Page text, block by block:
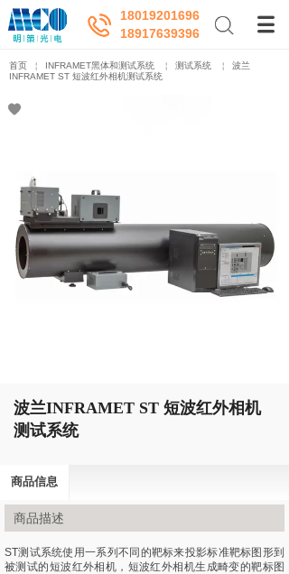
18917639396
18019201696
首页 ￤ INFRAMET黑体和测试系统 ￤ 测试系统 ￤
波兰
INFRAMET ST 短波红外相机测试系统
波兰INFRAMET ST 短波红外相机
测试系统
商品信息
商品描述
ST测试系统使用一系列不同的靶标来投影标准靶标图形到
被测试的短波红外相机，短波红外相机生成畸变的靶标图